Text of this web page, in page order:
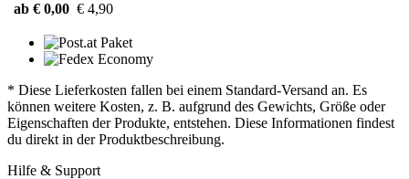
ab € 0,00 € 4,90
* Diese Lieferkosten fallen bei einem Standard-Versand an. Es
können weitere Kosten, z. B. aufgrund des Gewichts, Größe oder
Eigenschaften der Produkte, entstehen. Diese Informationen findest
du direkt in der Produktbeschreibung.
Hilfe & Support